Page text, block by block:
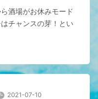
酒場がお休みモード
チャンスの芽！とい
2021-07-10